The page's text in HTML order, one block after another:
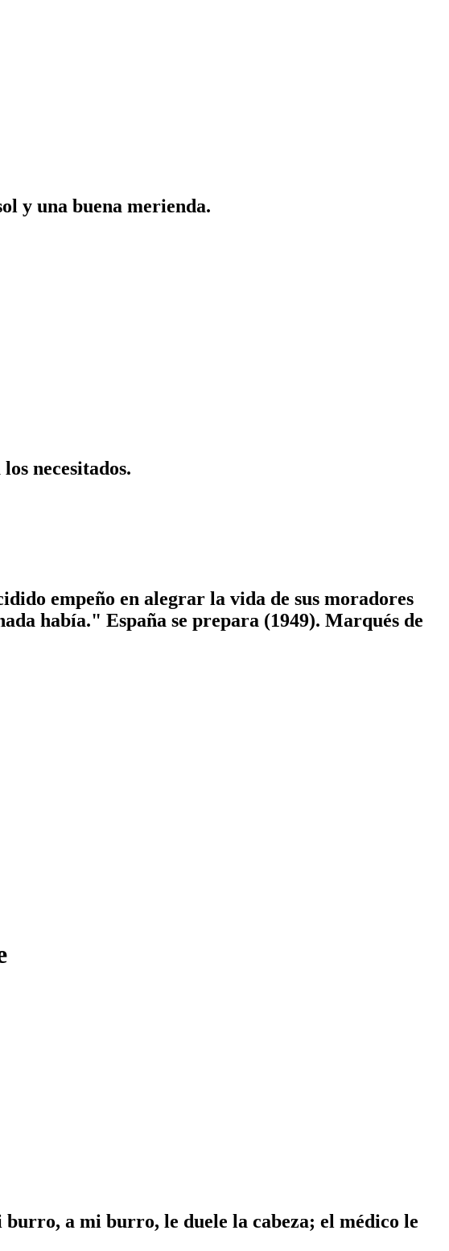
y una buena merienda.
necesitados.
empeño en alegrar la vida de sus moradores
había." España se prepara (1949). Marqués de
a mi burro, le duele la cabeza; el médico le